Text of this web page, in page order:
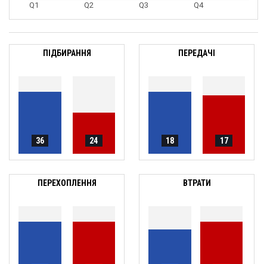
Q1 Q2 Q3 Q4
ПІДБИРАННЯ
36 24
ПЕРЕДАЧІ
18 17
ПЕРЕХОПЛЕННЯ ВТРАТИ